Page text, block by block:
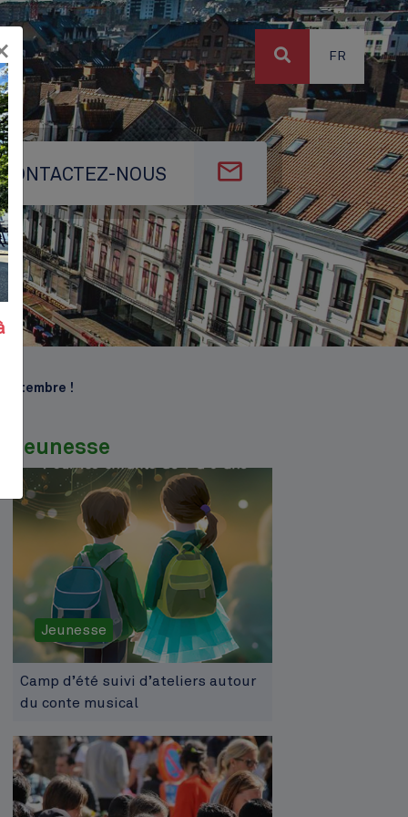
CONTACTEZ-NOUS
FR
!
Jeunesse
Jeunesse
Camp d’été suivi d’ateliers autour
du conte musical